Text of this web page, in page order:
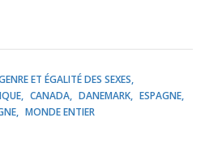
ET ÉGALITÉ DES SEXES
CANADA DANEMARK
ESPAGNE
MONDE ENTIER